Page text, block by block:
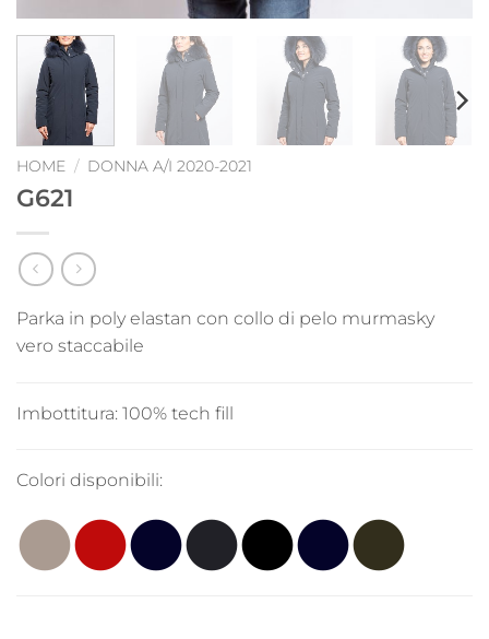
HOME / DONNA A/I 2020-2021
G621
Parka in poly elastan con collo di pelo murmasky
vero staccabile
Imbottitura: 100% tech fill
Colori disponibili: